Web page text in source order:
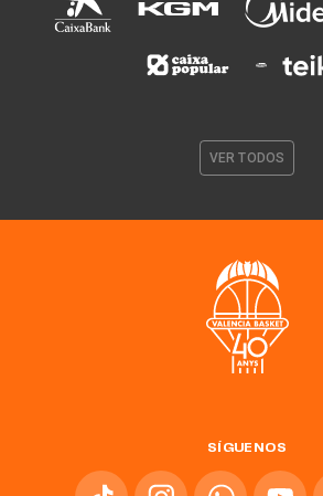
VER TODOS
SÍGUENOS